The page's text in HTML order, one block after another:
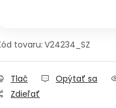
tovaru: V24234_SZ
Tlač Opýtať sa
Zdieľať